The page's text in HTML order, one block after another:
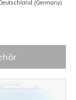
(Germany)